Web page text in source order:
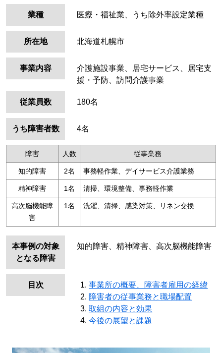
業種 医療・福祉業、うち除外率設定業種
所在地 北海道札幌市
事業内容
介護施設事業、居宅サービス、居宅支
援・予防、訪問介護事業
従業員数 180名
うち障害者数 4名
障害 人数 従事業務
知的障害 2名 事務軽作業、デイサービス介護業務
精神障害 1名 清掃、環境整備、事務軽作業
高次脳機能障
害
1名 洗濯、清掃、感染対策、リネン交換
本事例の対象
となる障害
知的障害、精神障害、高次脳機能障害
目次
事業所の概要、障害者雇用の経緯
障害者の従事業務と職場配置
取組の内容と効果
今後の展望と課題